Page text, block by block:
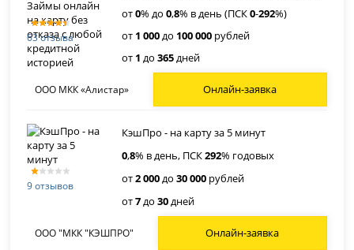
63 отзыва
от0% до0,8% в день (ПСК0-292%)
от 1 000до 100 000 рублей
от 1 до365дней
ООО МКК «Алистар» Онлайн-заявка
9 отзывов
КэшПро - на карту за 5 минут
0,8% в день, ПСК292% годовых
от2 000до30 000 рублей
от7до30дней
ООО "МКК "КЭШПРО" Онлайн-заявка